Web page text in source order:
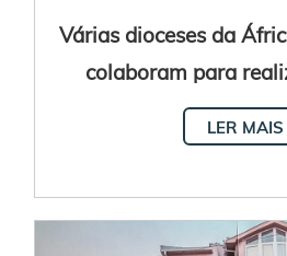
Várias dioceses da
colaboram para
“Hospitalidade
LER MAIS